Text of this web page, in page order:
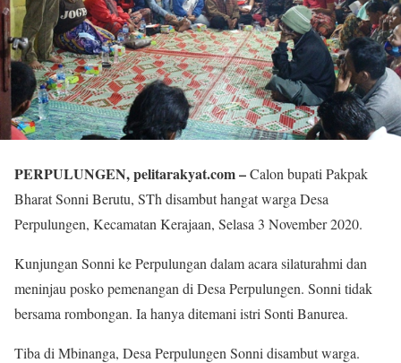
PERPULUNGEN, pelitarakyat.com –Calon bupati Pakpak
Bharat Sonni Berutu, STh disambut hangat warga Desa
Perpulungen, Kecamatan Kerajaan, Selasa 3 November 2020.
Kunjungan Sonni ke Perpulungan dalam acara silaturahmi dan
meninjau posko pemenangan di Desa Perpulungen. Sonni tidak
bersama rombongan. Ia hanya ditemani istri Sonti Banurea.
Tiba di Mbinanga, Desa Perpulungen Sonni disambut warga.